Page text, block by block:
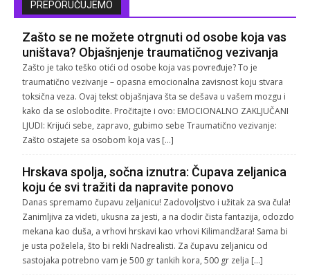
PREPORUČUJEMO
Zašto se ne možete otrgnuti od osobe koja vas
uništava? Objašnjenje traumatičnog vezivanja
Zašto je tako teško otići od osobe koja vas povređuje? To je
traumatično vezivanje – opasna emocionalna zavisnost koju stvara
toksična veza. Ovaj tekst objašnjava šta se dešava u vašem mozgu i
kako da se oslobodite. Pročitajte i ovo: EMOCIONALNO ZAKLJUČANI
LJUDI: Krijući sebe, zapravo, gubimo sebe Traumatično vezivanje:
Zašto ostajete sa osobom koja vas […]
Hrskava spolja, sočna iznutra: Čupava zeljanica
koju će svi tražiti da napravite ponovo
Danas spremamo čupavu zeljanicu! Zadovoljstvo i užitak za sva čula!
Zanimljiva za videti, ukusna za jesti, a na dodir čista fantazija, odozdo
mekana kao duša, a vrhovi hrskavi kao vrhovi Kilimandžara! Sama bi
je usta poželela, što bi rekli Nadrealisti. Za čupavu zeljanicu od
sastojaka potrebno vam je 500 gr tankih kora, 500 gr zelja […]